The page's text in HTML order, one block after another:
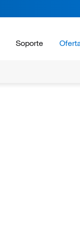
Soporte